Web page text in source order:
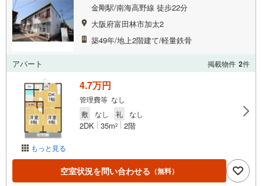
金剛駅/南海高野線 徒歩22分
大阪府富田林市加太2
築49年/地上2階建て/軽量鉄骨
アパート 掲載物件 2件
もっと見る
4.7万円
管理費等 なし
敷
なし 礼 なし
2DK 35m2 2階
空室状況を問い合わせる （無料）